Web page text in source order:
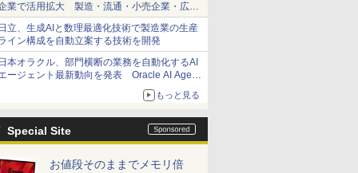
業で活用拡大 製造・流通・小売企業・広告
理店などが実装フェーズへ
立、生成AIと数理最適化技術で製造業の生産
イン構成を自動立案する技術を開発
本オラクル、部門横断の業務を自動化するAI
ージェント最新動向を発表 Oracle AI Agent
で企業の意思決定と開発を加速
もっと見る
Special Site
お値段そのままでメモリ倍